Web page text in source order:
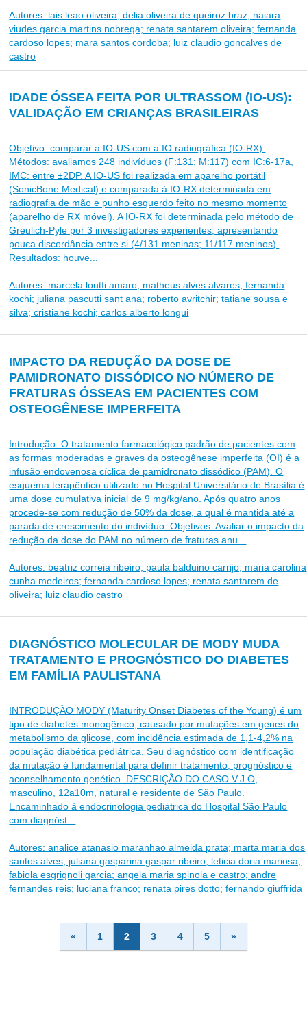
Autores: lais leao oliveira; delia oliveira de queiroz braz; naiara
viudes garcia martins nobrega; renata santarem oliveira; fernanda
cardoso lopes; mara santos cordoba; luiz claudio goncalves de
castro
IDADE ÓSSEA FEITA POR ULTRASSOM (IO-US):
VALIDAÇÃO EM CRIANÇAS BRASILEIRAS
Objetivo: comparar a IO-US com a IO radiográfica (IO-RX).
Métodos: avaliamos 248 indivíduos (F:131; M:117) com IC:6-17a,
IMC: entre ±2DP. A IO-US foi realizada em aparelho portátil
(SonicBone Medical) e comparada à IO-RX determinada em
radiografia de mão e punho esquerdo feito no mesmo momento
(aparelho de RX móvel). A IO-RX foi determinada pelo método de
Greulich-Pyle por 3 investigadores experientes, apresentando
pouca discordância entre si (4/131 meninas; 11/117 meninos).
Resultados: houve...
Autores: marcela loutfi amaro; matheus alves alvares; fernanda
kochi; juliana pascutti sant ana; roberto avritchir; tatiane sousa e
silva; cristiane kochi; carlos alberto longui
IMPACTO DA REDUÇÃO DA DOSE DE
PAMIDRONATO DISSÓDICO NO NÚMERO DE
FRATURAS ÓSSEAS EM PACIENTES COM
OSTEOGÊNESE IMPERFEITA
Introdução: O tratamento farmacológico padrão de pacientes com
as formas moderadas e graves da osteogênese imperfeita (OI) é a
infusão endovenosa cíclica de pamidronato dissódico (PAM). O
esquema terapêutico utilizado no Hospital Universitário de Brasília é
uma dose cumulativa inicial de 9 mg/kg/ano. Após quatro anos
procede-se com redução de 50% da dose, a qual é mantida até a
parada de crescimento do indivíduo. Objetivos. Avaliar o impacto da
redução da dose do PAM no número de fraturas anu...
Autores: beatriz correia ribeiro; paula balduino carrijo; maria carolina
cunha medeiros; fernanda cardoso lopes; renata santarem de
oliveira; luiz claudio castro
DIAGNÓSTICO MOLECULAR DE MODY MUDA
TRATAMENTO E PROGNÓSTICO DO DIABETES
EM FAMÍLIA PAULISTANA
INTRODUÇÃO MODY (Maturity Onset Diabetes of the Young) é um
tipo de diabetes monogênico, causado por mutações em genes do
metabolismo da glicose, com incidência estimada de 1,1-4,2% na
população diabética pediátrica. Seu diagnóstico com identificação
da mutação é fundamental para definir tratamento, prognóstico e
aconselhamento genético. DESCRIÇÃO DO CASO V.J.O,
masculino, 12a10m, natural e residente de São Paulo.
Encaminhado à endocrinologia pediátrica do Hospital São Paulo
com diagnóst...
Autores: analice atanasio maranhao almeida prata; marta maria dos
santos alves; juliana gasparina gaspar ribeiro; leticia doria mariosa;
fabiola esgrignoli garcia; angela maria spinola e castro; andre
fernandes reis; luciana franco; renata pires dotto; fernando giuffrida
« 1 2 3 4 5 »